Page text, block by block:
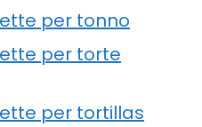
per tonno
per torte
per tortillas